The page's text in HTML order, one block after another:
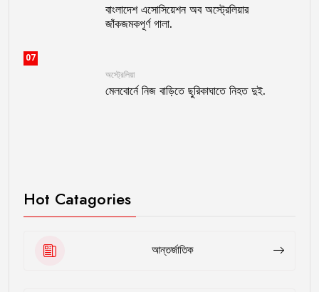
বাংলাদেশ এসোসিয়েশন অব অস্ট্রেলিয়ার
জাঁকজমকপূর্ণ গালা.
07
অস্ট্রেলিয়া
মেলবোর্নে নিজ বাড়িতে ছুরিকাঘাতে নিহত দুই.
Hot Catagories
আন্তর্জাতিক